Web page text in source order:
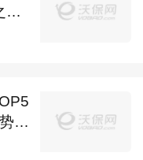
中症仍有效、大
确诊90天后，如
明